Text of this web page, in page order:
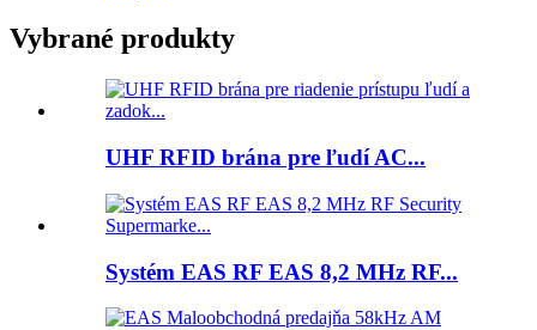
Vybrané produkty
UHF RFID brána pre ľudí AC...
Systém EAS RF EAS 8,2 MHz RF...